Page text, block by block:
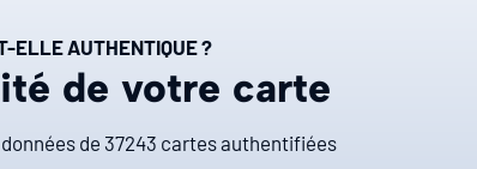
ELLE AUTHENTIQUE ?
de votre carte
de 37243 cartes authentifiées